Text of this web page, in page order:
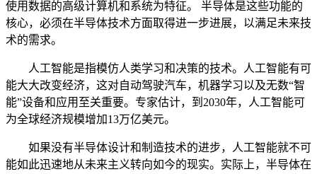
使用数据的高级计算机和系统为特征。 半导体是这些功能的
核心，必须在半导体技术方面取得进一步进展，以满足未来技
术的需求。
人工智能是指模仿人类学习和决策的技术。人工智能有可
能大大改变经济，这对自动驾驶汽车，机器学习以及无数“智
能”设备和应用至关重要。专家估计，到2030年，人工智能可
为全球经济规模增加13万亿美元。
如果没有半导体设计和制造技术的进步，人工智能就不可
能如此迅速地从未来主义转向如今的现实。实际上，半导体在